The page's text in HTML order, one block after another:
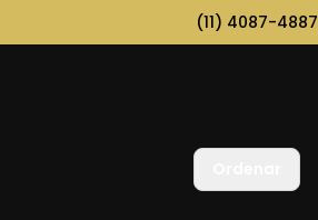
(11) 4087-4887